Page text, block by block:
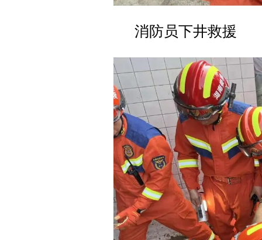
消防员下井救援